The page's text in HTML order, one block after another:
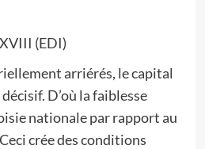
(EDI)
arriérés, le capital
D’où la faiblesse
nationale par rapport au
crée des conditions